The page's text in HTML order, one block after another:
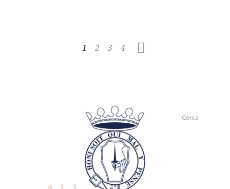
1 2 3 4
Cerca